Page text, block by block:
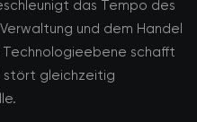
das Tempo des
und dem Handel
schafft
stört gleichzeitig